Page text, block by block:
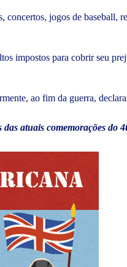
jogos de
impostos para cobrir seu
ao fim da guerra,
atuais comemorações do